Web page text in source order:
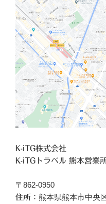
K-iTG株式会社
K-iTGトラベル 熊本営業
〒862-0950
住所： 熊本県熊本市中央